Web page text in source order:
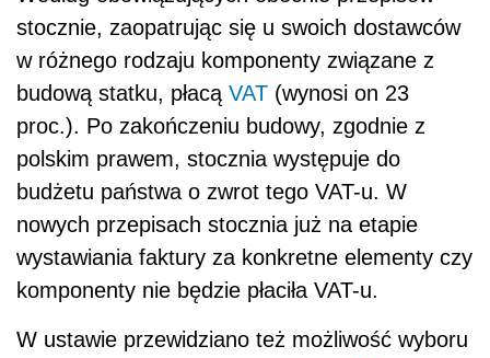
stocznie, zaopatrując się u swoich dostawców
w różnego rodzaju komponenty związane z
budową statku, płacą VAT (wynosi on 23
proc.). Po zakończeniu budowy, zgodnie z
polskim prawem, stocznia występuje do
budżetu państwa o zwrot tego VAT-u. W
nowych przepisach stocznia już na etapie
wystawiania faktury za konkretne elementy czy
komponenty nie będzie płaciła VAT-u.
W ustawie przewidziano też możliwość wyboru